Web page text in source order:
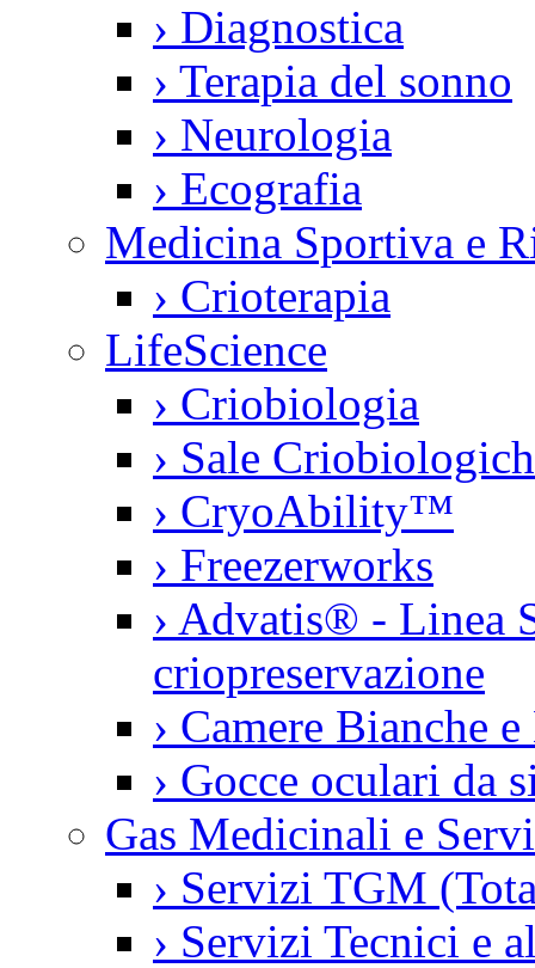
› Diagnostica
› Terapia del sonno
› Neurologia
› Ecografia
Medicina Sportiva e
› Crioterapia
LifeScience
› Criobiologia
› Sale
› CryoAbility™
› Freezerworks
› Advatis® - Linea
criopreservazione
› Camere Bianche
› Gocce oculari da
Gas Medicinali e
› Servizi TGM
› Servizi Tecnici e